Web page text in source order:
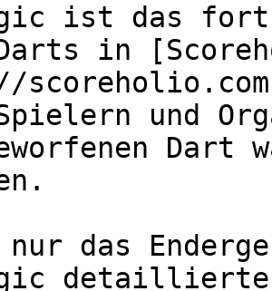
ist das
in
und
Dart
das